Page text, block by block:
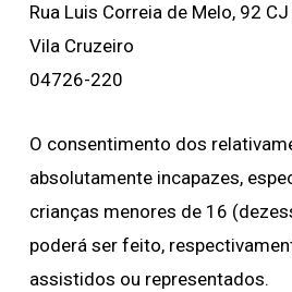
Rua Luis Correia de Melo, 92
Vila Cruzeiro
04726-220
O consentimento dos
absolutamente incapazes,
crianças menores de 16
poderá ser feito,
assistidos ou representados.